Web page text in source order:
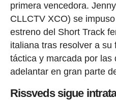
primera vencedora.
CLLCTV XCO) se
estreno del Short Track
italiana tras resolver a su
táctica y marcada por las
adelantar en gran parte
Rissveds sigue